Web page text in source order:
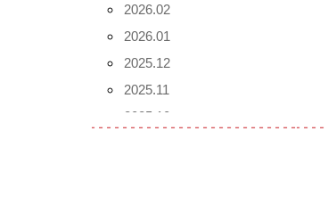
2026.02
2026.01
2025.12
2025.11
2025.10